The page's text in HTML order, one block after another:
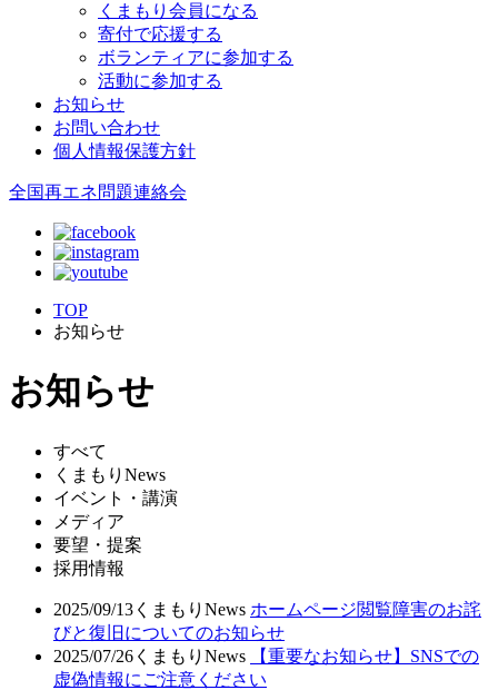
くまもり会員になる
寄付で応援する
ボランティアに参加する
活動に参加する
お知らせ
お問い合わせ
個人情報保護方針
全国再エネ問題連絡会
TOP
お知らせ
お知らせ
すべて
くまもりNews
イベント・講演
メディア
要望・提案
採用情報
2025/09/13 くまもりNews ホームページ閲覧障害のお詫
びと復旧についてのお知らせ
2025/07/26 くまもりNews
【重要なお知らせ】SNSでの
虚偽情報にご注意ください